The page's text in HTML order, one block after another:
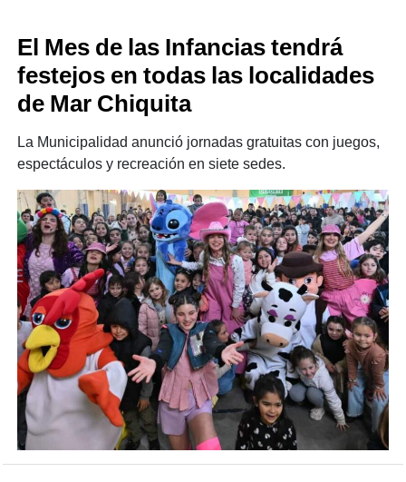
El Mes de las Infancias tendrá
festejos en todas las localidades
de Mar Chiquita
La Municipalidad anunció jornadas gratuitas con juegos,
espectáculos y recreación en siete sedes.